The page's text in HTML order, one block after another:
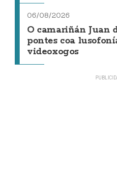
06/08/2026
O camariñán Juan
pontes coa
videoxogos